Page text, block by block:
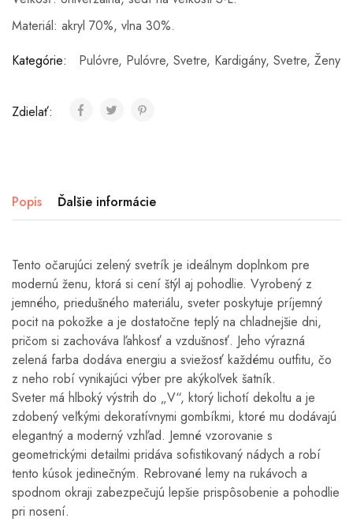
Materiál: akryl 70%, vlna 30%.
Kategórie:
Pulóvre, Pulóvre, Svetre, Kardigány, Svetre, Ženy
Zdielať:
Popis Ďalšie informácie
Tento očarujúci zelený svetrík je ideálnym doplnkom pre
modernú ženu, ktorá si cení štýl aj pohodlie. Vyrobený z
jemného, priedušného materiálu, sveter poskytuje príjemný
pocit na pokožke a je dostatočne teplý na chladnejšie dni,
pričom si zachováva ľahkosť a vzdušnosť. Jeho výrazná
zelená farba dodáva energiu a sviežosť každému outfitu, čo
z neho robí vynikajúci výber pre akýkoľvek šatník.
Sveter má hlboký výstrih do „V“, ktorý lichotí dekoltu a je
zdobený veľkými dekoratívnymi gombíkmi, ktoré mu dodávajú
elegantný a moderný vzhľad. Jemné vzorovanie s
geometrickými detailmi pridáva sofistikovaný nádych a robí
tento kúsok jedinečným. Rebrované lemy na rukávoch a
spodnom okraji zabezpečujú lepšie prispôsobenie a pohodlie
pri nosení.